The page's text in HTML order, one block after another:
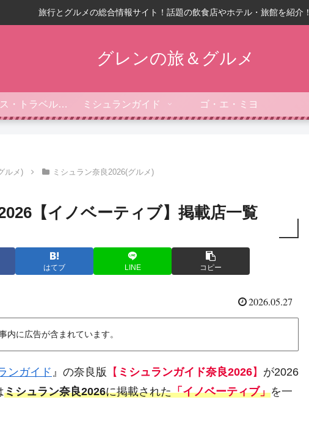
旅行とグルメの総合情報サイト！話題の飲食店やホテル・旅館を紹介！
グレンの旅＆グルメ
フォーブス・トラベルガイド ミシュランガイド ゴ・エ・ミヨ
ルメ) ミシュラン奈良2026(グルメ)
【イノベーティブ】掲載店一覧
はてブ LINE コピー
2026.05.27
内に広告が含まれています。
ンガイド 』の奈良版 【 ミシュランガイド奈良2026】 が2026
ミシュラン奈良2026に掲載された「イノベーティブ」を一